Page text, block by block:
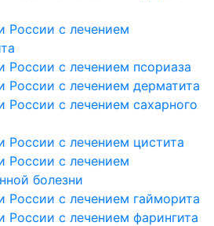
России с лечением
России с лечением псориаза
России с лечением дерматита
России с лечением сахарного
России с лечением цистита
России с лечением
болезни
России с лечением гайморита
России с лечением фарингита